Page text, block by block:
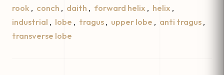
rook , conch , daith , forward helix , helix ,
industrial , lobe , tragus, upper lobe , anti tragus,
transverse lobe